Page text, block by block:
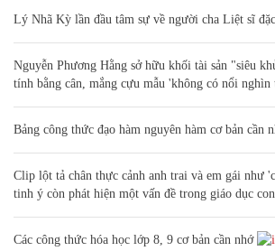
Lý Nhã Kỳ lần đầu tâm sự về người cha Liệt sĩ
Nguyễn Phương Hằng sở hữu khối tài sản "siêu
tính bằng cân, mắng cựu mẫu 'không có nổi nghìn
Bảng công thức đạo hàm nguyên hàm cơ bản cần
Clip lột tả chân thực cảnh anh trai và em gái như
tinh ý còn phát hiện một vấn đề trong giáo dục con
Các công thức hóa học lớp 8, 9 cơ bản cần nhớ